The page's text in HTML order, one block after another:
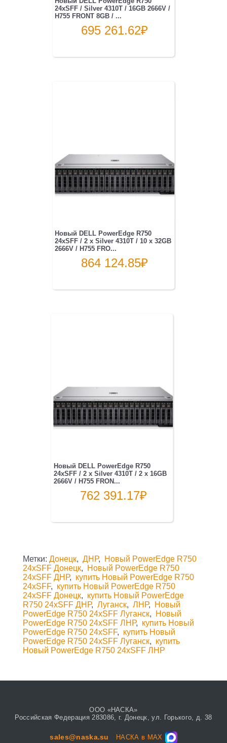
24xSFF / Silver 4310T / 16GB 2666V /
H755 FRONT 8GB / ...
695 261.62₽
Новый DELL PowerEdge R750
24xSFF / 2 x Silver 4310T / 10 x 32GB
2666V / H755 FRO...
864 124.85₽
Новый DELL PowerEdge R750
24xSFF / 2 x Silver 4310T / 2 x 16GB
2666V / H755 FRON...
762 391.17₽
Метки: Донецк, ДНР,
Новый PowerEdge R750
24xSFF Донецк,
Новый PowerEdge R750
24xSFF ДНР, купить Новый PowerEdge R750
24xSFF, купить Новый PowerEdge R750
24xSFF Донецк, купить Новый PowerEdge
R750 24xSFF ДНР, Луганск, ЛНР,
Новый
PowerEdge R750 24xSFF Луганск,
Новый
PowerEdge R750 24xSFF ЛНР, купить Новый
PowerEdge R750 24xSFF, купить Новый
PowerEdge R750 24xSFF Луганск, купить
Новый PowerEdge R750 24xSFF ЛНР
ООО «НАСКА»
Российская Федерация 283086, г. Донецк, ул. Горького, д. 38
sales@naska.su НАСКА в MAX